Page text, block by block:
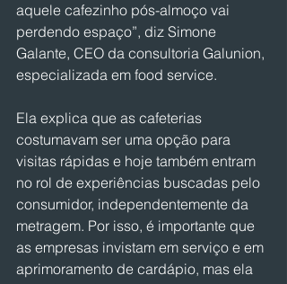
aquele cafezinho pós-almoço vai
perdendo espaço”, diz Simone
Galante, CEO da consultoria Galunion,
especializada em food service.
Ela explica que as cafeterias
costumavam ser uma opção para
visitas rápidas e hoje também entram
no rol de experiências buscadas pelo
consumidor, independentemente da
metragem. Por isso, é importante que
as empresas invistam em serviço e em
aprimoramento de cardápio, mas ela